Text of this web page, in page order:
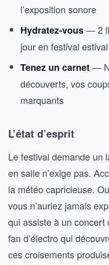
l’exposition sonore
Hydratez-vous— 2
jour en festival estival
Tenez un carnet—
découverts, vos
marquants
L’état d’esprit
Le festival demande un
en salle n’exige pas.
la météo capricieuse.
vous n’auriez jamais
qui assiste à un concert
fan d’électro qui
ces croisements